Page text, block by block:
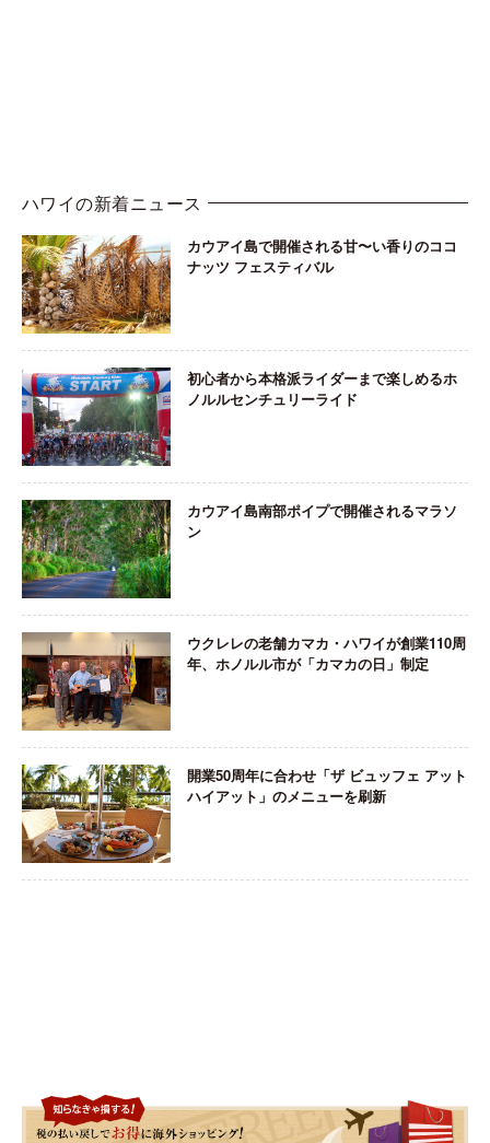
ハワイの新着ニュース
カウアイ島で開催される甘〜い香りのココ
ナッツ フェスティバル
初心者から本格派ライダーまで楽しめるホ
ノルルセンチュリーライド
カウアイ島南部ポイプで開催されるマラソ
ン
ウクレレの老舗カマカ・ハワイが創業110周
年、ホノルル市が「カマカの日」制定
開業50周年に合わせ「ザ ビュッフェ アット
ハイアット」のメニューを刷新